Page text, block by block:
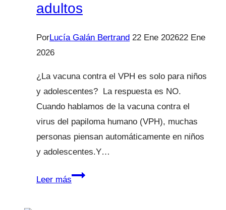
adultos
PorLucía Galán Bertrand 22 Ene 202622 Ene
2026
¿La vacuna contra el VPH es solo para niños
y adolescentes? La respuesta es NO.
Cuando hablamos de la vacuna contra el
virus del papiloma humano (VPH), muchas
personas piensan automáticamente en niños
y adolescentes.Y…
Leer másVacunación